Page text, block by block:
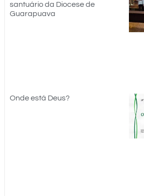
santuário da Diocese de
Guarapuava
Onde está Deus?